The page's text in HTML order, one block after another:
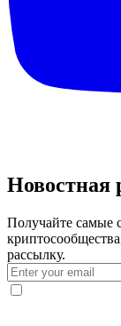
Новостная
Получайте самые
рассылку.